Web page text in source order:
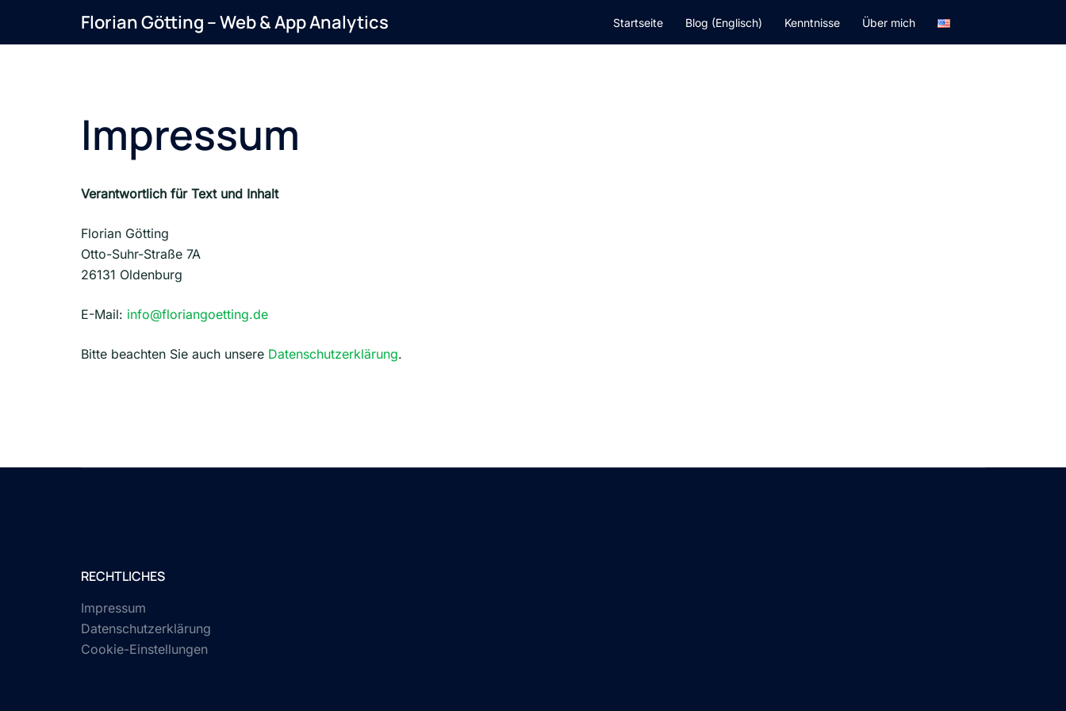
Florian Götting – Web & App Analytics Startseite Blog (Englisch) Kenntnisse Über mich
Impressum
Verantwortlich für Text und Inhalt
Florian Götting
Otto-Suhr-Straße 7A
26131 Oldenburg
E-Mail: info@floriangoetting.de
Bitte beachten Sie auch unsere Datenschutzerklärung.
RECHTLICHES
Impressum
Datenschutzerklärung
Cookie-Einstellungen